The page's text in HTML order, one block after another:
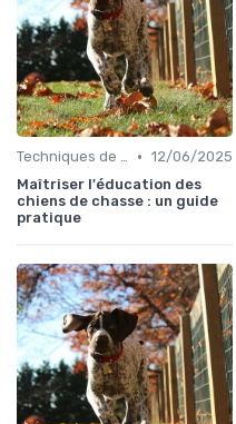
Techniques de base • 12/06/2025
Maîtriser l'éducation des
chiens de chasse : un guide
pratique